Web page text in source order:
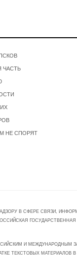
ЧАСТЬ
НЕ СПОРЯТ
В СФЕРЕ СВЯЗИ,
И МЕЖДУНАРОДНЫМ
ТЕКСТОВЫХ МАТЕРИАЛОВ В